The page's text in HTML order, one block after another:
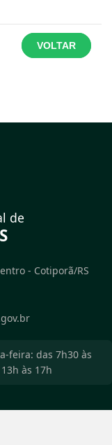
VOLTAR
de
- Cotiporã/RS
feira: das 7h30 às
às 17h